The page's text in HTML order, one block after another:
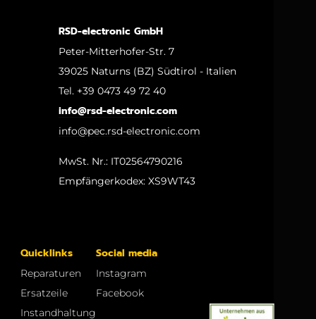
RSD-electronic GmbH
Peter-Mitterhofer-Str. 7
39025 Naturns (BZ) Südtirol - Italien
Tel. +39 0473 49 72 40
info@rsd-electronic.com
info@pec.rsd-electronic.com
MwSt. Nr.: IT02564790216
Empfängerkodex: XS9WT43
Quicklinks
Reparaturen
Ersatzeile
Instandhaltung
Social media
Instagram
Facebook